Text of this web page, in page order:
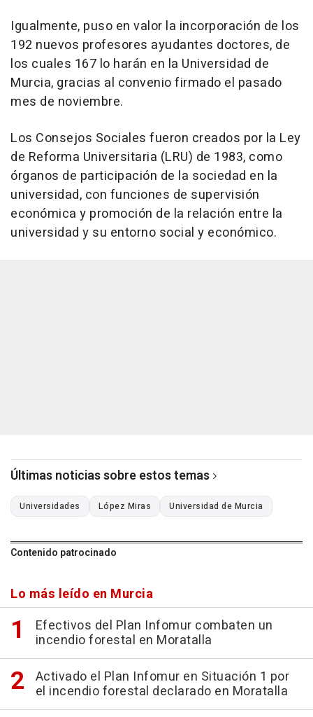
Igualmente, puso en valor la incorporación de los
192 nuevos profesores ayudantes doctores, de
los cuales 167 lo harán en la Universidad de
Murcia, gracias al convenio firmado el pasado
mes de noviembre.
Los Consejos Sociales fueron creados por la Ley
de Reforma Universitaria (LRU) de 1983, como
órganos de participación de la sociedad en la
universidad, con funciones de supervisión
económica y promoción de la relación entre la
universidad y su entorno social y económico.
Últimas noticias sobre estos temas
Universidades López Miras Universidad de Murcia
Contenido patrocinado
Lo más leído en Murcia
Efectivos del Plan Infomur combaten un
incendio forestal en Moratalla
Activado el Plan Infomur en Situación 1 por
el incendio forestal declarado en Moratalla